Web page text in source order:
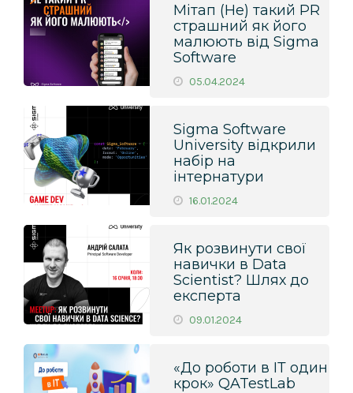
Мітап (Не) такий PR
страшний як його
малюють від Sigma
Software
05.04.2024
Sigma Software
University відкрили
набір на
інтернатури
16.01.2024
Як розвинути свої
навички в Data
Scientist? Шлях до
експерта
09.01.2024
«До роботи в ІТ один
крок» QATestLab